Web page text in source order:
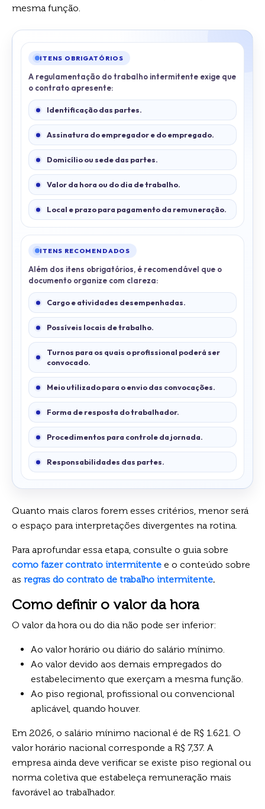
mesma função.
ITENS OBRIGATÓRIOS
A regulamentação do trabalho intermitente exige que
o contrato apresente:
Identificação das partes.
Assinatura do empregador e do empregado.
Domicílio ou sede das partes.
Valor da hora ou do dia de trabalho.
Local e prazo para pagamento da remuneração.
ITENS RECOMENDADOS
Além dos itens obrigatórios, é recomendável que o
documento organize com clareza:
Cargo e atividades desempenhadas.
Possíveis locais de trabalho.
Turnos para os quais o profissional poderá ser
convocado.
Meio utilizado para o envio das convocações.
Forma de resposta do trabalhador.
Procedimentos para controle da jornada.
Responsabilidades das partes.
Quanto mais claros forem esses critérios, menor será
o espaço para interpretações divergentes na rotina.
Para aprofundar essa etapa, consulte o guia sobre
como fazer contrato intermitente e o conteúdo sobre
as regras do contrato de trabalho intermitente.
Como definir o valor da hora
O valor da hora ou do dia não pode ser inferior:
Ao valor horário ou diário do salário mínimo.
Ao valor devido aos demais empregados do
estabelecimento que exerçam a mesma função.
Ao piso regional, profissional ou convencional
aplicável, quando houver.
Em 2026, o salário mínimo nacional é de R$ 1.621. O
valor horário nacional corresponde a R$ 7,37. A
empresa ainda deve verificar se existe piso regional ou
norma coletiva que estabeleça remuneração mais
favorável ao trabalhador.